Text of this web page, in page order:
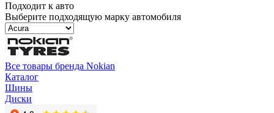
Подходит к авто
Выберите подходящую марку автомобиля
Все товары бренда Nokian
Каталог
Шины
Диски